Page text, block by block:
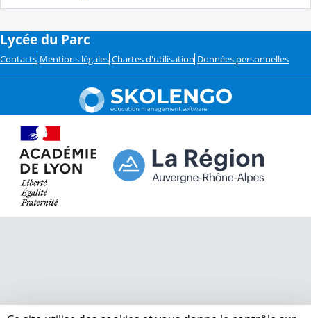
Lycée du Parc
Contacts Mentions légales Chartes d'utilisation Données personnelles